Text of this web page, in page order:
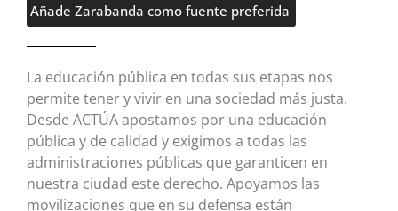
Añade Zarabanda como fuente preferida
La educación pública en todas sus etapas nos
permite tener y vivir en una sociedad más justa.
Desde ACTÚA apostamos por una educación
pública y de calidad y exigimos a todas las
administraciones públicas que garanticen en
nuestra ciudad este derecho. Apoyamos las
movilizaciones que en su defensa están